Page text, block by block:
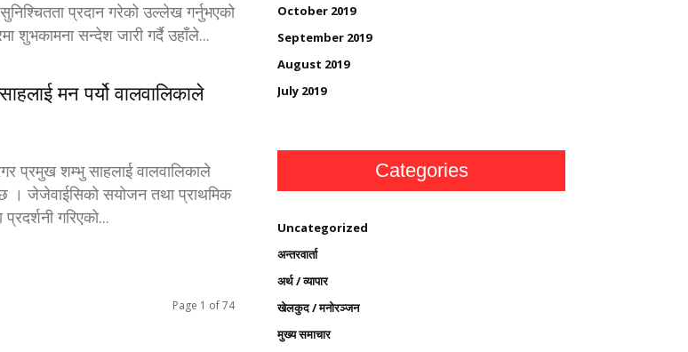
प्रदान गरेको उल्लेख गर्नुभएको
शुभकामना सन्देश जारी गर्दै उहाँले...
मन पर्यो वालवालिकाले
प्रमुख शम्भु साहलाई वालवालिकाले
। जेजेवाईसिको सयोजन तथा प्राथमिक
गरिएको...
Page 1 of 74
October 2019
September 2019
August 2019
July 2019
Categories
Uncategorized
अन्तरवार्ता
अर्थ / व्यापार
खेलकुद / मनोरञ्जन
मुख्य समाचार